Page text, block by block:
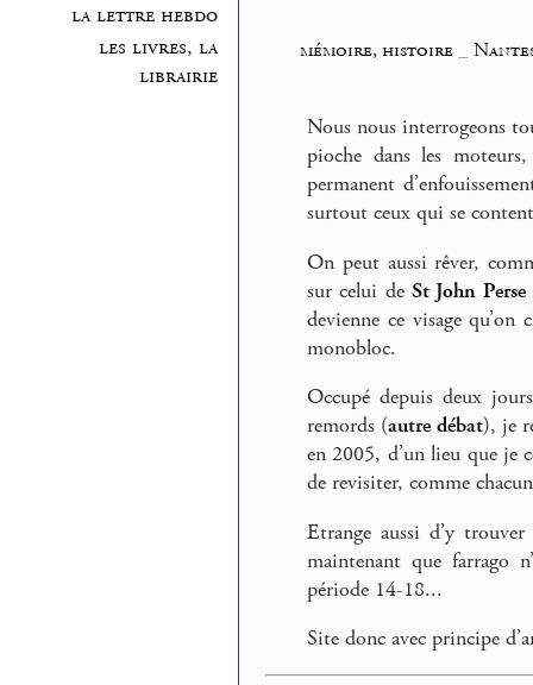
la lettre hebdo
les livres, la
librairie
mémoire, histoire_
Nous nous interrogeons
pioche dans les
permanent
surtout ceux qui se
On peut aussi rêver,
sur celui deSt John Perse
devienne ce visage
monobloc.
Occupé depuis deux
remords (autre débat), je
en 2005, d’un lieu que je
de revisiter, comme
Etrange aussi d’y
maintenant que farrago
période 14-18...
Site donc avec principe